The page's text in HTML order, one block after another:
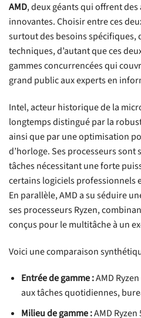
AMD, deux géants qui offrent
innovantes. Choisir entre ces
surtout des besoins spécifiques,
techniques, d’autant que ces
gammes concurrencées qui
grand public aux experts en
Intel, acteur historique de la
longtemps distingué par la
ainsi que par une optimisation
d’horloge. Ses processeurs
tâches nécessitant une forte
certains logiciels professionnels
En parallèle, AMD a su séduire
ses processeurs Ryzen,
conçus pour le multitâche à un
Voici une comparaison
Entrée de gamme :AMD
aux tâches quotidiennes,
Milieu de gamme :AMD Ryzen